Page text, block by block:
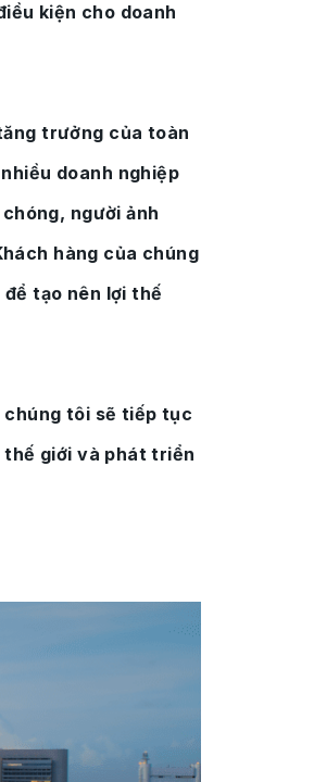
kiện cho doanh
trưởng của toàn
doanh nghiệp
người ảnh
hàng của chúng
tạo nên lợi thế
chúng tôi sẽ tiếp tục
giới và phát triển